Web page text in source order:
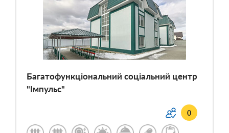
Багатофункціональний соціальний центр
"Імпульс"
0